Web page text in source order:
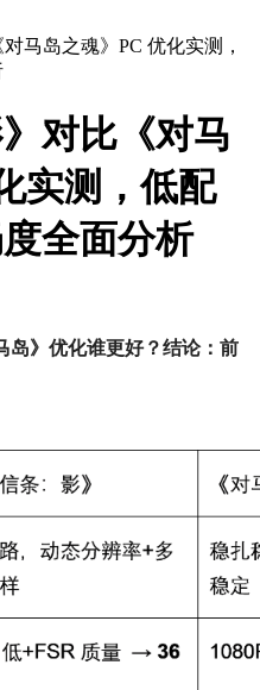
马岛之魂》PC 优化实测，
对比《对马
实测，低配
全面分析
岛》优化谁更好？结论：前